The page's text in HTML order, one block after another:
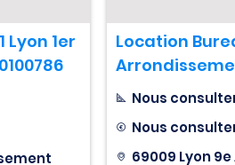
Lyon 1er
Location
Nous
Nous
69009 Lyon